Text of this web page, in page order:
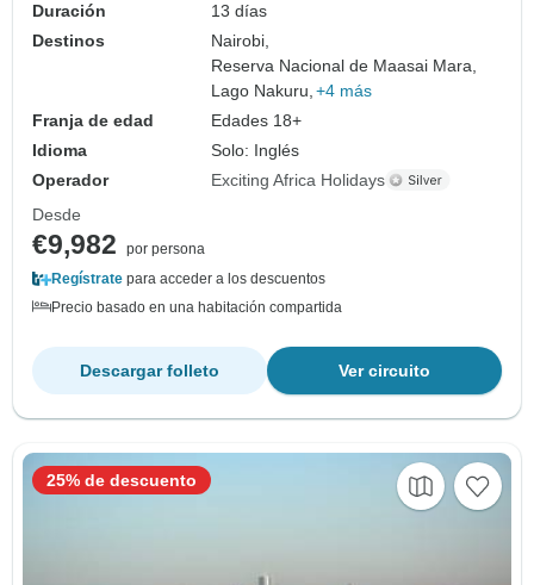
Duración
13 días
Destinos
Nairobi,
Reserva Nacional de Maasai Mara,
Lago Nakuru, +4 más
Franja de edad
Edades 18+
Idioma
Solo: Inglés
Operador
Exciting Africa Holidays
Desde
€9,982
por persona
Regístrate para acceder a los descuentos
Precio basado en una habitación compartida
Ver circuito
Descargar folleto
25% de descuento